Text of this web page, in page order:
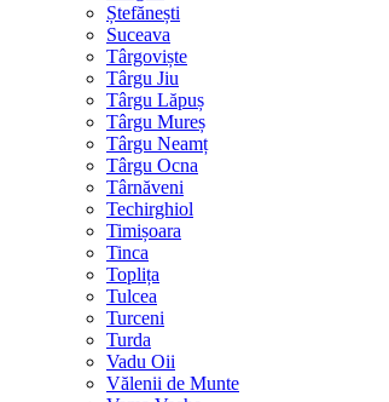
Ștefănești
Suceava
Târgoviște
Târgu Jiu
Târgu Lăpuș
Târgu Mureș
Târgu Neamț
Târgu Ocna
Târnăveni
Techirghiol
Timișoara
Tinca
Toplița
Tulcea
Turceni
Turda
Vadu Oii
Vălenii de Munte